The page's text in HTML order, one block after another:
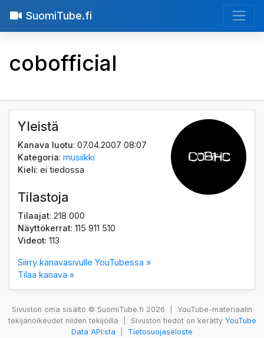
SuomiTube.fi
cobofficial
Yleistä
Kanava luotu: 07.04.2007 08:07
Kategoria:musiikki
Kieli: ei tiedossa
Tilastoja
Tilaajat: 218 000
Näyttökerrat: 115 911 510
Videot: 113
Siirry kanavasivulle YouTubessa »
Tilaa kanava »
Sivuston oma sisältö © SuomiTube.fi 2026
YouTube-materiaalin
tekijänoikeudet niiden tekijöillä
Sivuston tiedot on kerätty YouTube
Data API:sta
Tietosuojaseloste